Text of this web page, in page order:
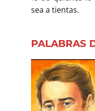
sea a tientas.
PALABRAS